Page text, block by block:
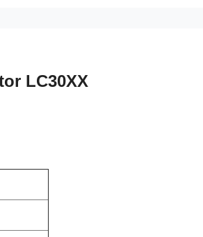
LC30XX